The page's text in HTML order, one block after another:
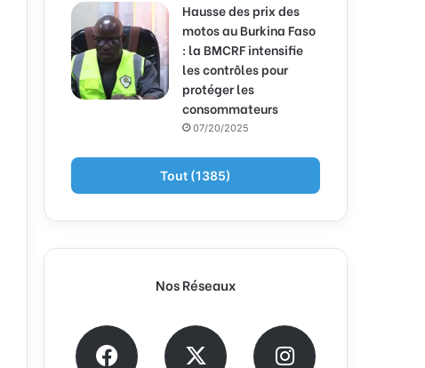
Hausse des prix des
motos au Burkina Faso
: la BMCRF intensifie
les contrôles pour
protéger les
consommateurs
07/20/2025
Tout (1385)
Nos Réseaux